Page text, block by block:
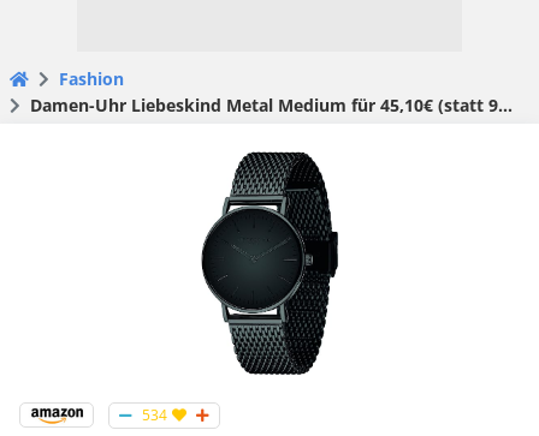
Fashion
Damen-Uhr Liebeskind Metal Medium für 45,10€ (statt 90€)
534